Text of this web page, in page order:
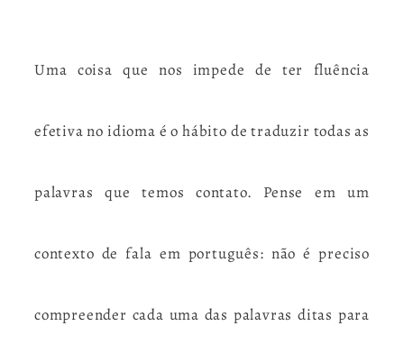
Uma coisa que nos impede de ter fluência
efetiva no idioma é o hábito de traduzir todas as
palavras que temos contato. Pense em um
contexto de fala em português: não é preciso
compreender cada uma das palavras ditas para